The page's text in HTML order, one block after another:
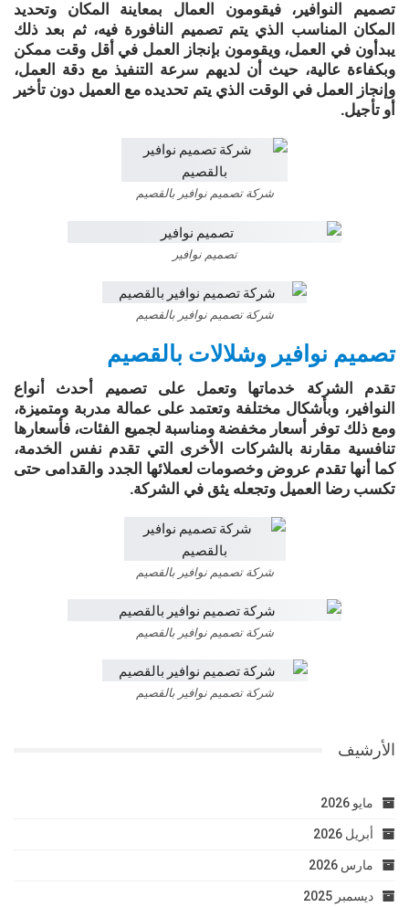
تصميم النوافير، فيقومون العمال بمعاينة المكان وتحديد
المكان المناسب الذي يتم تصميم النافورة فيه، ثم بعد ذلك
يبدأون في العمل، ويقومون بإنجاز العمل في أقل وقت ممكن
وبكفاءة عالية، حيث أن لديهم سرعة التنفيذ مع دقة العمل،
وإنجاز العمل في الوقت الذي يتم تحديده مع العميل دون تأخير
أو تأجيل.
شركة تصميم نوافير بالقصيم
تصميم نوافير
شركة تصميم نوافير بالقصيم
تصميم نوافير وشلالات بالقصيم
تقدم الشركة خدماتها وتعمل على تصميم أحدث أنواع
النوافير، وبأشكال مختلفة وتعتمد على عمالة مدربة ومتميزة،
ومع ذلك توفر أسعار مخفضة ومناسبة لجميع الفئات، فأسعارها
تنافسية مقارنة بالشركات الأخرى التي تقدم نفس الخدمة،
كما أنها تقدم عروض وخصومات لعملائها الجدد والقدامى حتى
تكسب رضا العميل وتجعله يثق في الشركة.
شركة تصميم نوافير بالقصيم
شركة تصميم نوافير بالقصيم
شركة تصميم نوافير بالقصيم
الأرشيف
مايو 2026
أبريل 2026
مارس 2026
ديسمبر 2025